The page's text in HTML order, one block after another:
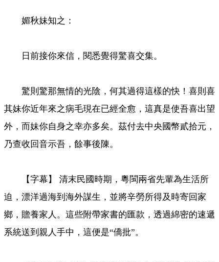
媚秋妹知之：
日前接你來信，閱悉覺得驚喜交集。
驚則驚那無情的光陰，何其過得這樣的快！喜則喜
其妹你近年來之病毛現在已經全愈，這真是使吾喜出望
外，而妹你自身之幸亦多矣。茲付去中央國幣貳拾元，
乃查收回音示吾，餘事後陳。
【字幕】 清末民國時期，粵閩兩省先輩為生活所
迫，漂洋過海到海外謀生，並將辛勞所得及時寄回家
鄉，贍養家人。這些附帶家書的匯款，透過綿密的速遞
系統送到親人手中，這便是“僑批”。